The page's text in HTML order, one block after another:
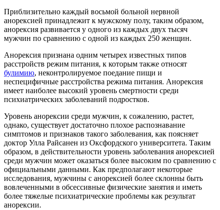
Приблизительно каждый восьмой больной нервной
анорексией принадлежит к мужскому полу, таким образом,
анорексия развивается у одного из каждых двух тысяч
мужчин по сравнению с одной из каждых 250 женщин.
Анорексия признана одним четырех известных типов
расстройств режим питания, к которым также относят
булимию, неконтролируемое поедание пищи и
неспецифичные расстройства режима питания. Анорексия
имеет наиболее высокий уровень смертности среди
психиатрических заболеваний подростков.
Уровень анорексии среди мужчин, к сожалению, растет,
однако, существует достаточно плохое распознавание
симптомов и признаков такого заболевания, как поясняет
доктор Улла Райсанен из Оксфордского университета. Таким
образом, в действительности уровень заболевания анорексией
среди мужчин может оказаться более высоким по сравнению с
официальными данными. Как предполагают некоторые
исследования, мужчины с анорексией более склонны быть
вовлеченными в обсессивные физические занятия и иметь
более тяжелые психиатрические проблемы как результат
анорексии.